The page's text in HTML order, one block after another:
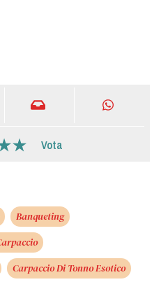
Vota
Banqueting
Carpaccio Di Tonno Esotico